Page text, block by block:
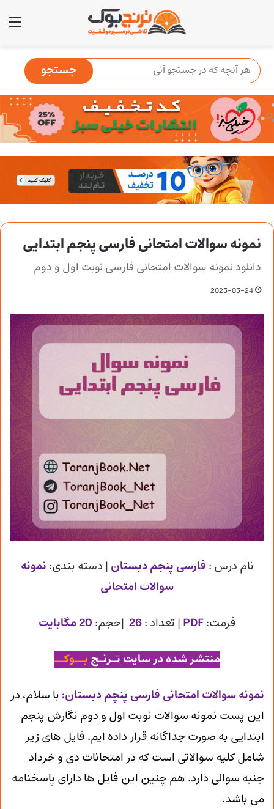
نمونه سوالات امتحانی فارسی پنجم ابتدایی
دانلود نمونه سوالات امتحانی فارسی نوبت اول و دوم
2025-05-24
نام درس : فارسی پنجم دبستان | دسته بندی: نمونه
سوالات امتحانی
فرمت:PDF | تعداد :26 |حجم: 20 مگابایت
منتشر شده در سایت تـرنـج بــوکــ
نمونه سوالات امتحانی فارسی پنچم دبستان: با سلام، در
این پست نمونه سوالات نوبت اول و دوم نگارش پنجم
ابتدایی به صورت جداگانه قرار داده ایم. فایل های زیر
شامل کلیه سوالاتی است که در امتحانات دی و خرداد
جنبه سوالی دارد. هم چنین این فایل ها دارای پاسخنامه
می باشد.